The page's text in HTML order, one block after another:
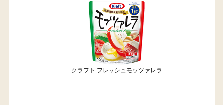
クラフト フレッシュモッツァレラ